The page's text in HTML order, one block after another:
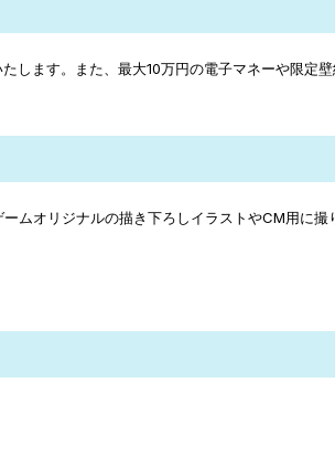
します。また、最大10万円の電子マネーや限定
ムオリジナルの描き下ろしイラストやCM用に撮